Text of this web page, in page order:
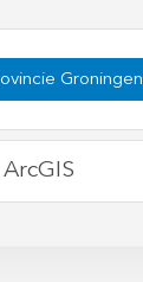
Groningen